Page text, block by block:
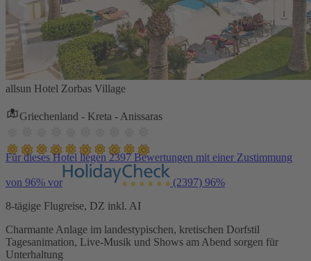
allsun Hotel Zorbas Village
Griechenland - Kreta - Anissaras
Für dieses Hotel liegen 2397 Bewertungen mit einer Zustimmung
von 96% vor (2397) 96%
8-tägige Flugreise, DZ inkl. AI
Charmante Anlage im landestypischen, kretischen Dorfstil
Tagesanimation, Live-Musik und Shows am Abend sorgen für
Unterhaltung